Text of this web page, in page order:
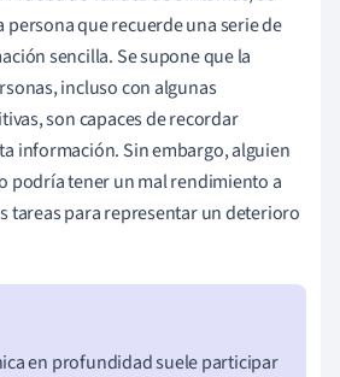
persona que recuerde una serie de
sencilla. Se supone que la
incluso con algunas
son capaces de recordar
información. Sin embargo, alguien
podría tener un mal rendimiento a
tareas para representar un deterioro
en profundidad suele participar